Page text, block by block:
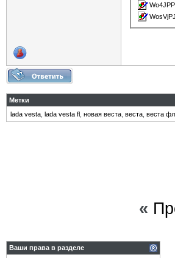
Метки
lada vesta lada vesta fl новая веста веста веста фл
«
Ваши права в разделе